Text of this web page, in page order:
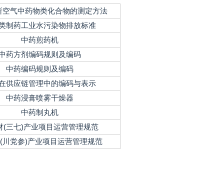
空气中药物类化合物的测定方法
制药工业水污染物排放标准
中药煎药机
药方剂编码规则及编码
中药编码规则及编码
供应链管理中的编码与表示
中药浸膏喷雾干燥器
中药制丸机
(三七)产业项目运营管理规范
川党参)产业项目运营管理规范